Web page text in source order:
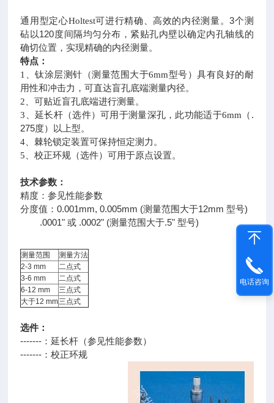
通用型定心Holtest可进行精确、高效的内径测量。3个测
砧以120度间隔均匀分布，紧贴孔内壁以确定内孔轴线的
确切位置，实现精确的内径测量。
特点：
1
、钛涂层测针（测量范围大于6mm型号）具有良好的耐
用性和冲击力，可直达盲孔底端测量内径。
2 、可贴近盲孔底端进行测量。
3 、延长杆（选件）可用于测量深孔，此功能适于6mm （.
275度）以上型。
4 、棘轮锁定装置可保持恒定测力。
5 、校正环规（选件）可用于原点设置。
技术参数：
精度：参见性能参数
分度值：0.001mm, 0.005mm (测量范围大于12mm型号)
.0001"或 .0002" (测量范围大于.5"型号)
测量范围
测量方法
2-3 mm
二点式
3-6 mm
二点式
6-12 mm
三点式
大于12 mm三点式
选件：
------- ：延长杆（参见性能参数）
------- ：校正环规
电话咨询